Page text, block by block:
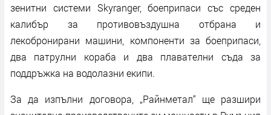
зенитни системи Skyranger, боеприпаси със среден
калибър за противовъздушна отбрана и
лекобронирани машини, компоненти за боеприпаси,
два патрулни кораба и два плавателни съда за
поддръжка на водолазни екипи.
За да изпълни договора, „Райнметал“ ще разшири